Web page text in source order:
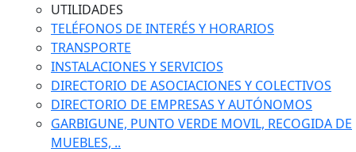
UTILIDADES
TELÉFONOS DE INTERÉS Y HORARIOS
TRANSPORTE
INSTALACIONES Y SERVICIOS
DIRECTORIO DE ASOCIACIONES Y COLECTIVOS
DIRECTORIO DE EMPRESAS Y AUTÓNOMOS
GARBIGUNE, PUNTO VERDE MOVIL, RECOGIDA DE
MUEBLES, ..